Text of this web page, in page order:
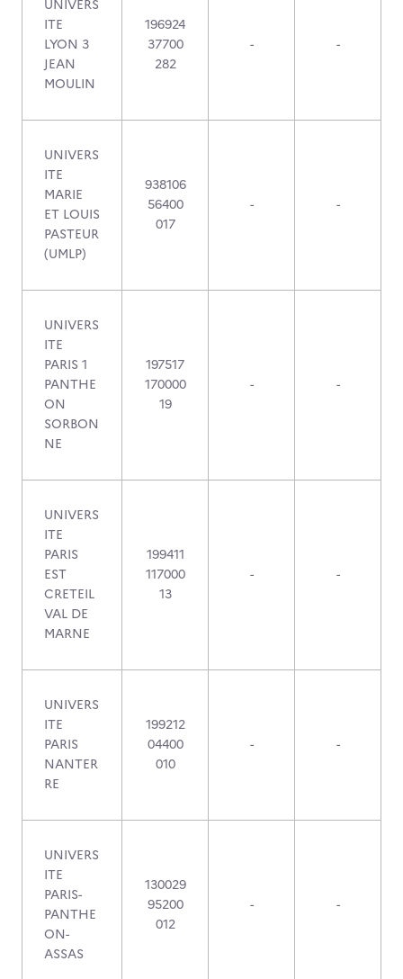
UNIVERS
ITE
LYON 3
JEAN
MOULIN
196924
37700
282
- -
UNIVERS
ITE
MARIE
ET LOUIS
PASTEUR
(UMLP)
938106
56400
017
- -
UNIVERS
ITE
PARIS 1
PANTHE
ON
SORBON
NE
197517
170000
19
- -
UNIVERS
ITE
PARIS
EST
CRETEIL
VAL DE
MARNE
199411
117000
13
- -
UNIVERS
ITE
PARIS
NANTER
RE
199212
04400
010
- -
UNIVERS
ITE
PARIS-
PANTHE
ON-
ASSAS
130029
95200
012
- -